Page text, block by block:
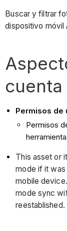
Buscar y filtrar
dispositivo móvil
cuenta
Permisos de
Permisos
This asset or
mode if it
mobile
mode sync
reestablished.